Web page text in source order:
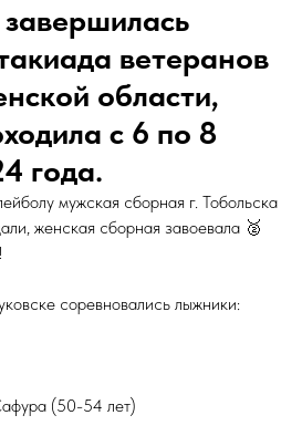
ветеранов
области,
с 6 по 8
года.
мужская сборная г. Тобольска
женская сборная завоевала 🥈
соревновались лыжники:
(50-54 лет)